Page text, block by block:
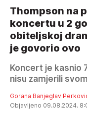
Thompson na
koncertu u 2
obiteljskoj
je govorio ovo
Koncert je kasnio
nisu zamjerili
Gorana Banjeglav
Objavljeno 09.08.2024.